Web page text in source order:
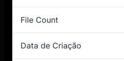
File Count
Data de Criação